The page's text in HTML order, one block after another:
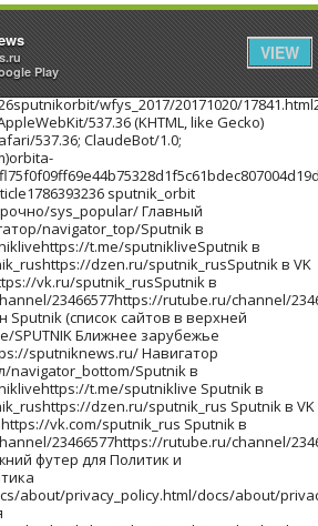
на юго-востоке Польши, сообщает радиостанция RFM FM. Один человек погиб, еще восемь получили ранения.2b27cdb07bc2eb7a71c2b953f1777c13/wfys_2017/20171020/18035.htmlВ Польше мужчина с ножом напал на посетителей торгового центраМужчина с ножом напал на посетителей торгового центра на юго-востоке Польши, сообщает радиостанция RFM FM. Один человек погиб, еще восемь получили ранения.v-polshe-muzhchina-s-nozhom-napal-na-posetitelejj-torgovogo-centra WFYS-2017WFYS-2017/wfys_2017/Около тысячи гостей приглашены на премьеру "Матильды" в Петербурге, которая состоится 23 октября в Мариинском театре, сообщил РИА Новости представитель организатора кинопоказа.e207a4eb8e2cc1ed90f6dace8bc7f266/wfys_2017/20171020/18029.htmlНа премьеру "Матильды" в Петербурге приглашены около тысячи гостейОколо тысячи гостей приглашены на премьеру "Матильды" в Петербурге, которая состоится 23 октября в Мариинском театре, сообщил РИА Новости представитель организатора кинопоказа.na-premeru-matildy-v-peterburge-priglasheny-okolo-tysjachi-gostejj WFYS-2017WFYS-2017/wfys_2017/Правительство Испании на заседании в предстоящую субботу намерено применить статью 155 Конституции страны, предполагающую возможность приостановки автономного статуса Каталонии, заявил испанский премьер Мариано Рахой на пресс-конференции в Брюсселе.67e8a19faa971a455b368320404caeaf/wfys_2017/20171020/18024.htmlМадрид в субботу применит статью Конституции, лишающую Каталонию автономииПравительство Испании на заседании в предстоящую субботу намерено применить статью 155 Конституции страны, предполагающую возможность приостановки автономного статуса Каталонии, заявил испанский премьер Мариано Рахой на пресс-конференции в Брюсселе.madrid-v-subbotu-primenit-statju-konstitucii-lishajushhuju-kataloniju-avtonomii WFYS-2017WFYS-2017/wfys_2017/ архивlist_kw1 * list_kw2 * list_kw3/archive/ Инфографика/sys_infographics/b059c3cfb8f6f2a2bded5da6f13eaae2/20210401/obrazovanie-lidery-strany-byvshee-ussr-1033117848.htmlОбразование лидеров стран бывшего СССРОпыт президента далеко не исчерпывается его образованием, но все же это важный фактор становления личности. Где учились лидеры стран бывшего СССР - в инфографикеobrazovanie-liderov-stran-byvshego-sssrobrazovanie-lidery-strany-byvshee-ussr0/20210401/obrazovanie-lidery-strany-byvshee-ussr-1033117848.htmlИнфографикаНовости и события Таджикистана в формате инфографика/infographics/truetruetrueИнфографикаСмотрите инфографики об актуальных событиях в России, Таджикистане и мире на сайте Sputnik ТаджикистанИнфографикаГде учились лидеры стран бывшего СССРГде учились лидеры стран бывшего СССРИнфографика1034271979sputnik_infographicsSputnik/c79d9d/07e5/04/01/1033116733.png099801497/07e5/04/01/1033116733.png09984631212/07e5/04/01/1033116733.png099810701236/07e5/04/01/1033116733.png09989871320/07e5/04/01/1033116733.png09989041403/07e5/04/01/1033116733.png09988211486/07e5/04/01/1033116733.png09989541353/07e5/04/01/1033116733.png09988731434/07e5/04/01/1033116733.png09986541652/07e5/04/01/1033116733.png099802307/07e5/04/01/1033116733.png/07e5/04/01/1033116733.png/07e5/04/01/1033116733.png/07e5/04/01/1033116733.png0998362971/07e5/04/01/1033116733.png0998390943/07e5/04/01/1033116733.png0998334999/07e5/04/01/1033116733.png09982941039/07e5/04/01/1033116733.png09983101023/07e5/04/01/1033116733.png09981681166/07e5/04/01/1033116733.png0998344989/07e5/04/01/1033116733.png0998411922/07e5/04/01/1033116733.png099801395/07e5/04/01/1033116733.png09981771156/07e5/04/01/1033116733.png0998384949/07e5/04/01/1033116733.png0998359974/07e5/04/01/1033116733.png09981181215/07e5/04/01/1033116733.png0998353980/07e5/04/01/1033116733.png01000396937/07e5/04/01/1033116733.png09983151018/07e5/04/01/1033116733.png0998358975/07e5/04/01/1033116733.png09982921041/07e5/04/01/1033116733.png09983011032/07e5/04/01/1033116733.png09982511082/07e5/04/01/1033116733.png01036373961/07e5/04/01/1033116733.png09983101023/07e5/04/01/1033116733.png012003291004/07e5/04/01/1033116733.png09981681166/07e5/04/01/1033116733.png0998401932/07e5/04/01/1033116733.png01000447887/07e5/04/01/1033116733.png0998386947 Видеоhttps://tj.sputniknews.ru/video/https://tj.sputniknews.ru/video/ Фотоленты/sys_photo/abee0543fb5a22545ed4f47ad4daab24/20210405/foto-katoliki-easter-2021-1033135838.htmlПасха в маске: католики со всего мира отметили христианский праздник -
Play
VIEW